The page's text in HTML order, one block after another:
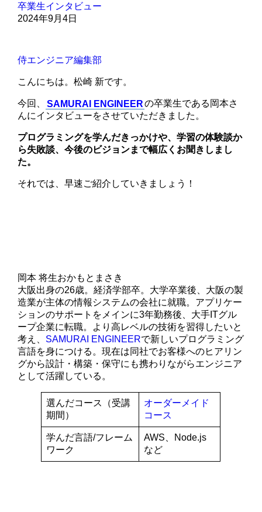
卒業生インタビュー
2024年9月4日
侍エンジニア編集部
こんにちは。松崎 新です。
今回、 SAMURAI ENGINEERの卒業生である岡本さ
んにインタビューをさせていただきました。
プログラミングを学んだきっかけや、学習の体験談か
ら失敗談、今後のビジョンまで幅広くお聞きしまし
た。
それでは、早速ご紹介していきましょう！
岡本 将生おかもとまさき
大阪出身の26歳。経済学部卒。大学卒業後、大阪の製
造業が主体の情報システムの会社に就職。アプリケー
ションのサポートをメインに3年勤務後、大手ITグル
ープ企業に転職。より高レベルの技術を習得したいと
考え、 SAMURAI ENGINEERで新しいプログラミング
言語を身につける。現在は同社でお客様へのヒアリン
グから設計・構築・保守にも携わりながらエンジニア
として活躍している。
選んだコース（受講
期間）
オーダーメイド
コース
学んだ言語/フレーム
ワーク
AWS、Node.js
など